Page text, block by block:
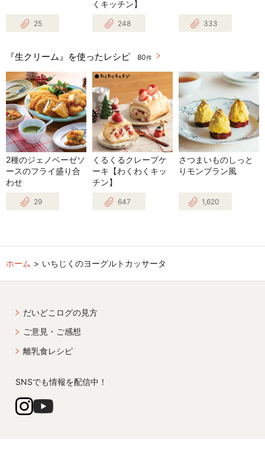
25
くキッチン】
248 333
『生クリーム』を使ったレシピ 80件
2種のジェノベーゼソ
ースのフライ盛り合
わせ
29
くるくるクレープケ
ーキ【わくわくキッ
チン】
647
さつまいものしっと
りモンブラン風
1,620
ホーム いちじくのヨーグルトカッサータ
だいどこログの見方
ご意見・ご感想
離乳食レシピ
SNSでも情報を配信中！